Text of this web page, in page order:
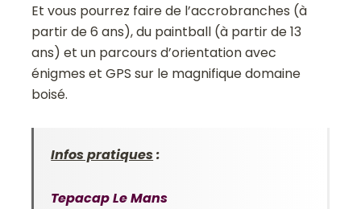
Et vous pourrez faire de l’accrobranches (à
partir de 6 ans), du paintball (à partir de 13
ans) et un parcours d’orientation avec
énigmes et GPS sur le magnifique domaine
boisé.
Infos pratiques:
Tepacap Le Mans